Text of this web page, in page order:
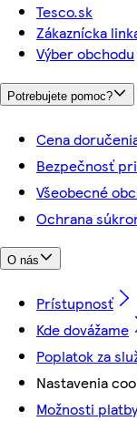
Tesco.sk
Zákaznícka
Výber obchodu
Potrebujete pomoc?
Cena
Bezpečnosť
Všeobecné
Ochrana
O nás
Prístupnosť
Kde dovážame
Poplatok za
Nastavenia
Možnosti platby